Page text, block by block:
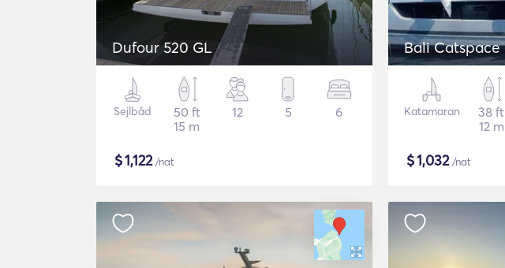
Dufour 520 GL
Sejlbåd
50 ft
15 m
12 5 6
$1,122/nat
Bali Catspace
Katamaran
38 ft
12 m
$1,032/nat